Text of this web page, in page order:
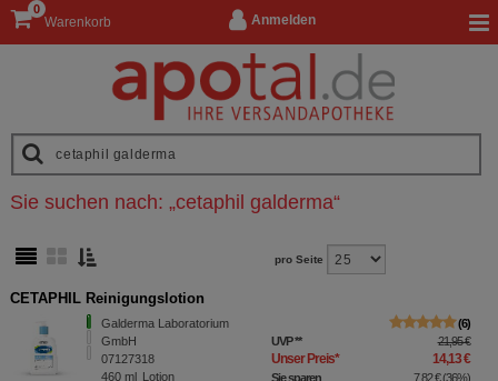
Anmelden
Warenkorb
0
Sie suchen nach: „cetaphil galderma“
pro Seite
CETAPHIL Reinigungslotion
Galderma Laboratorium
GmbH
07127318
460 ml Lotion
6
UVP** 21,95 €
Unser Preis* 14,13 €
Sie sparen 7,82 €(36%)